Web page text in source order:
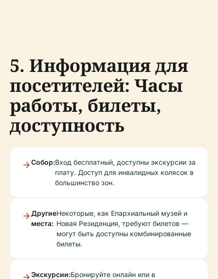
5. Информация для
посетителей: Часы
работы, билеты,
доступность
Собор:Вход бесплатный, доступны экскурсии за
плату. Доступ для инвалидных колясок в
большинство зон.
Другие
места:
Некоторые, как Епархиальный музей и
Новая Резиденция, требуют билетов —
могут быть доступны комбинированные
билеты.
Экскурсии:Бронируйте онлайн или в